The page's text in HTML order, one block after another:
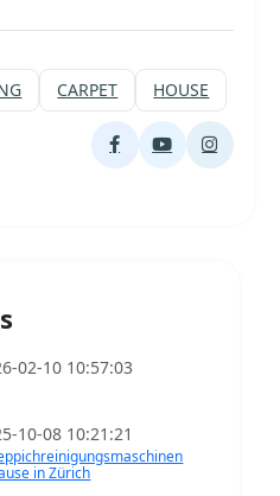
CARPET HOUSE
02-10 10:57:03
10-08 10:21:21
in Zürich